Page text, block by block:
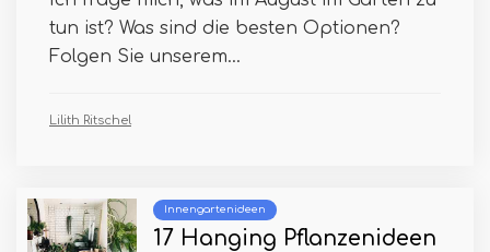
tun ist? Was sind die besten Optionen?
Folgen Sie unserem...
Lilith Ritschel
Innengartenideen
17 Hanging Pflanzenideen